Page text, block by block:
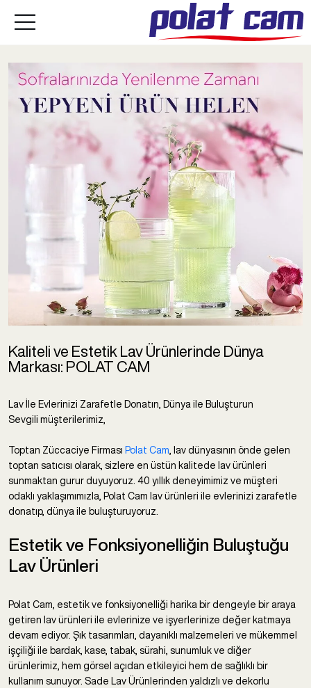
Kaliteli ve Estetik Lav Ürünlerinde Dünya
Markası: POLAT CAM
Lav İle Evlerinizi Zarafetle Donatın, Dünya ile Buluşturun
Sevgili müşterilerimiz,
Toptan Züccaciye Firması Polat Cam , lav dünyasının önde gelen
toptan satıcısı olarak, sizlere en üstün kalitede lav ürünleri
sunmaktan gurur duyuyoruz. 40 yıllık deneyimimiz ve müşteri
odaklı yaklaşımımızla, Polat Cam lav ürünleri ile evlerinizi zarafetle
donatıp, dünya ile buluşturuyoruz.
Estetik ve Fonksiyonelliğin Buluştuğu
Lav Ürünleri
Polat Cam, estetik ve fonksiyonelliği harika bir dengeyle bir araya
getiren lav ürünleri ile evlerinize ve işyerlerinize değer katmaya
devam ediyor. Şık tasarımları, dayanıklı malzemeleri ve mükemmel
işçiliği ile bardak, kase, tabak, sürahi, sunumluk ve diğer
ürünlerimiz, hem görsel açıdan etkileyici hem de sağlıklı bir
kullanım sunuyor. Sade Lav Ürünlerinden yaldızlı ve dekorlu